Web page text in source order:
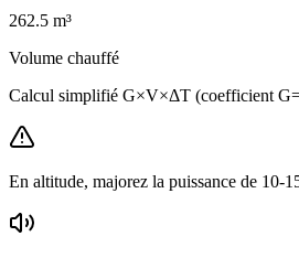
262.5 m³
Volume chauffé
Calcul simplifié G×V×ΔT (coefficient
En altitude, majorez la puissance de 10-